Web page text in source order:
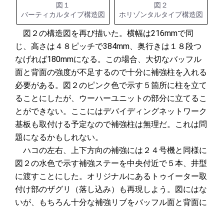
図１
バーティカルタイプ構造図
図２
ホリゾンタルタイプ構造図
図２の構造図を再び描いた。横幅は216mmで同
じ、高さは４８ピッチで384mm、奥行きは１８段つ
なげれば180mmになる。この場合、大切なバッフル
面と背面の強度が不足するので十分に補強柱を入れる
必要がある。図２のピンク色で示す５箇所に柱を立て
ることにしたが、ウーハーユニットの部分に立てるこ
とができない。ここにはデバイディングネットワーク
基板も取付ける予定なので補強柱は無理だ。これは問
題になるかもしれない。
ハコの左右、上下方向の補強には２４号機と同様に
図２の水色で示す補強ステーを中央付近で５本、井型
に渡すことにした。オリジナルにあるトゥイーター取
付け部のザグリ（落し込み）も再現しよう。図にはな
いが、もちろん十分な補強リブをバッフル面と背面に